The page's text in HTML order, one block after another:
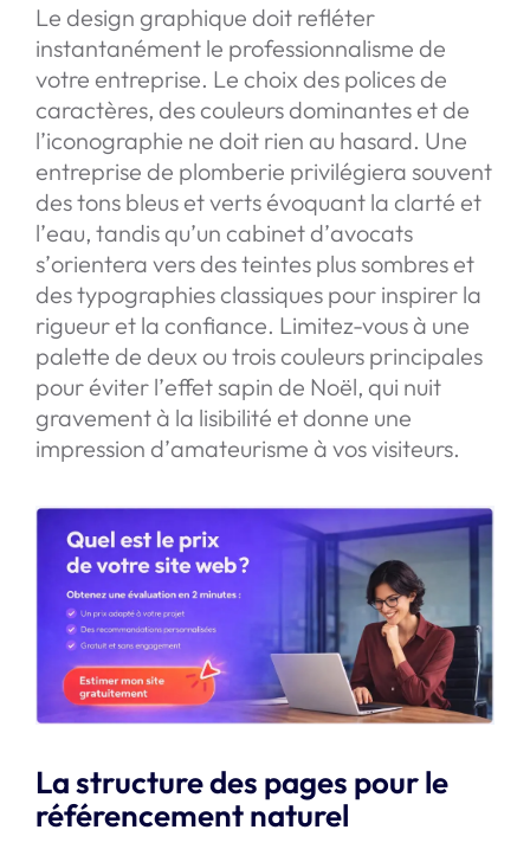
Le design graphique doit refléter
instantanément le professionnalisme de
votre entreprise. Le choix des polices de
caractères, des couleurs dominantes et de
l’iconographie ne doit rien au hasard. Une
entreprise de plomberie privilégiera souvent
des tons bleus et verts évoquant la clarté et
l’eau, tandis qu’un cabinet d’avocats
s’orientera vers des teintes plus sombres et
des typographies classiques pour inspirer la
rigueur et la confiance. Limitez-vous à une
palette de deux ou trois couleurs principales
pour éviter l’effet sapin de Noël, qui nuit
gravement à la lisibilité et donne une
impression d’amateurisme à vos visiteurs.
La structure des pages pour le
référencement naturel